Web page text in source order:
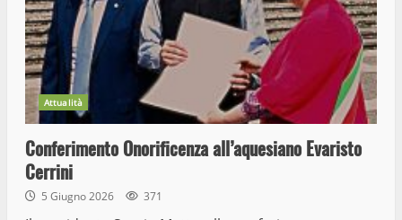
Attualità
Conferimento Onorificenza all’aquesiano Evaristo
Cerrini
5 Giugno 2026 371